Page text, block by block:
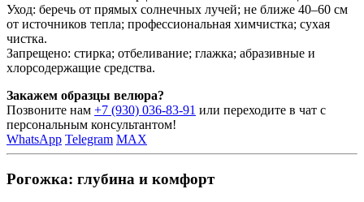
Уход: беречь от прямых солнечных лучей; не ближе 40–60 см
от источников тепла; профессиональная химчистка; сухая
чистка.
Запрещено: стирка; отбеливание; глажка; абразивные и
хлорсодержащие средства.
Закажем образцы велюра?
Позвоните нам +7 (930) 036-83-91 или переходите в чат с
персональным консультантом!
WhatsApp Telegram MAX
Рогожка: глубина и комфорт